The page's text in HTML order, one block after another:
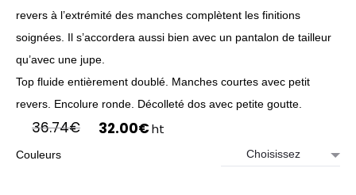
revers à l’extrémité des manches complètent les finitions
soignées. Il s’accordera aussi bien avec un pantalon de tailleur
qu’avec une jupe.
Top fluide entièrement doublé. Manches courtes avec petit
revers. Encolure ronde. Décolleté dos avec petite goutte.
36.74€ 32.00€ Le
ht
Couleurs